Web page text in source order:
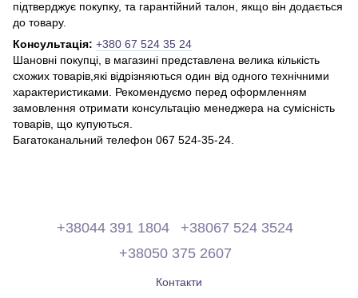
підтверджує покупку, та гарантійний талон, якщо він додається
до товару.
Консультація: +380 67 524 35 24
Шановні покупці, в магазині представлена ​​велика кількість
схожих товарів,які відрізняються один від одного технічними
характеристиками. Рекомендуємо перед оформленням
замовлення отримати консультацію менеджера на сумісність
товарів, що купуються.
Багатоканальний телефон 067 524-35-24.
+38044 391 1804
+38067 524 3524
+38050 375 2607
Контакти